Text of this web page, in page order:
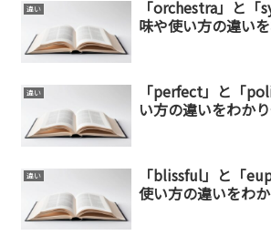
違い
「orchestra」と
味や使い方の違い
違い
「perfect」と「
い方の違いをわか
違い
「blissful」と「
使い方の違いをわ